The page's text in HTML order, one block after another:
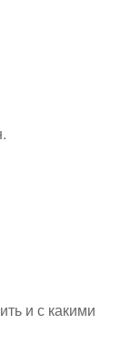
и с какими